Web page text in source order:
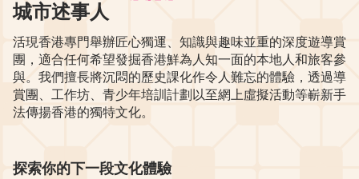
城市述事人
活現香港專門舉辦匠心獨運、知識與趣味並重的深度遊導賞
團，適合任何希望發掘香港鮮為人知一面的本地人和旅客參
與。我們擅長將沉悶的歷史課化作令人難忘的體驗，透過導
賞團、工作坊、青少年培訓計劃以至網上虛擬活動等嶄新手
法傳揚香港的獨特文化。
探索你的下一段文化體驗